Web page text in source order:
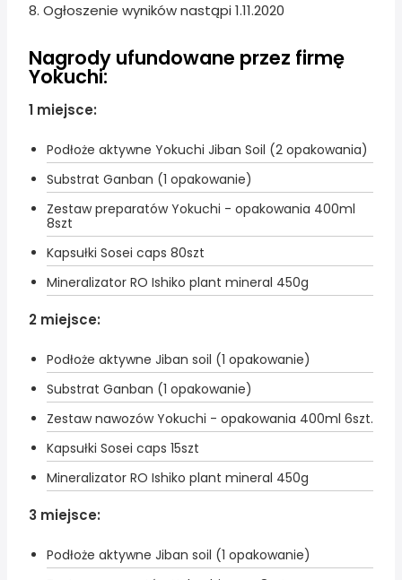
8. Ogłoszenie wyników nastąpi 1.11.2020
Nagrody ufundowane przez firmę
Yokuchi:
1 miejsce:
Podłoże aktywne Yokuchi Jiban Soil (2 opakowania)
Substrat Ganban (1 opakowanie)
Zestaw preparatów Yokuchi - opakowania 400ml
8szt
Kapsułki Sosei caps 80szt
Mineralizator RO Ishiko plant mineral 450g
2 miejsce:
Podłoże aktywne Jiban soil (1 opakowanie)
Substrat Ganban (1 opakowanie)
Zestaw nawozów Yokuchi - opakowania 400ml 6szt.
Kapsułki Sosei caps 15szt
Mineralizator RO Ishiko plant mineral 450g
3 miejsce:
Podłoże aktywne Jiban soil (1 opakowanie)